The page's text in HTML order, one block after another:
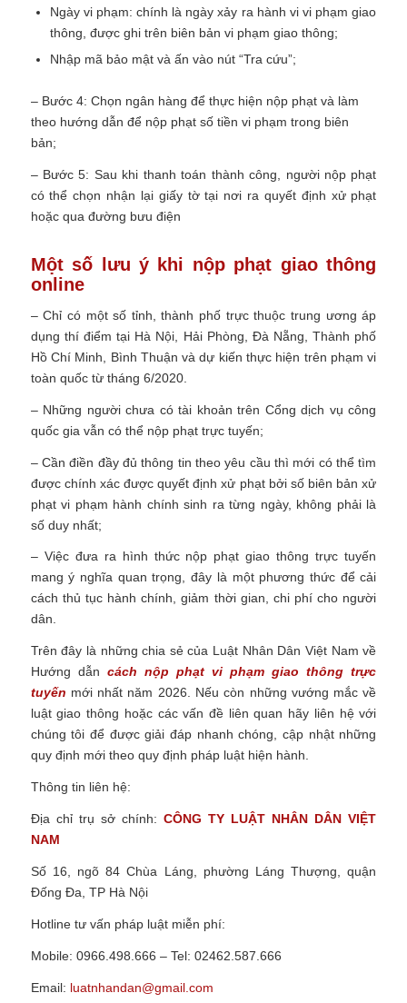
Ngày vi phạm: chính là ngày xảy ra hành vi vi phạm giao
thông, được ghi trên biên bản vi phạm giao thông;
Nhập mã bảo mật và ấn vào nút “Tra cứu”;
– Bước 4: Chọn ngân hàng để thực hiện nộp phạt và làm
theo hướng dẫn để nộp phạt số tiền vi phạm trong biên
bản;
– Bước 5: Sau khi thanh toán thành công, người nộp phạt
có thể chọn nhận lại giấy tờ tại nơi ra quyết định xử phạt
hoặc qua đường bưu điện
Một số lưu ý khi nộp phạt giao thông
online
– Chỉ có một số tỉnh, thành phố trực thuộc trung ương áp
dụng thí điểm tại Hà Nội, Hải Phòng, Đà Nẵng, Thành phố
Hồ Chí Minh, Bình Thuận và dự kiến thực hiện trên phạm vi
toàn quốc từ tháng 6/2020.
– Những người chưa có tài khoản trên Cổng dịch vụ công
quốc gia vẫn có thể nộp phạt trực tuyến;
– Cần điền đầy đủ thông tin theo yêu cầu thì mới có thể tìm
được chính xác được quyết định xử phạt bởi số biên bản xử
phạt vi phạm hành chính sinh ra từng ngày, không phải là
số duy nhất;
– Việc đưa ra hình thức nộp phạt giao thông trực tuyến
mang ý nghĩa quan trọng, đây là một phương thức để cải
cách thủ tục hành chính, giảm thời gian, chi phí cho người
dân.
Trên đây là những chia sẻ của Luật Nhân Dân Việt Nam về
Hướng dẫn cách nộp phạt vi phạm giao thông trực
tuyến mới nhất năm 2026. Nếu còn những vướng mắc về
luật giao thông hoặc các vấn đề liên quan hãy liên hệ với
chúng tôi để được giải đáp nhanh chóng, cập nhật những
quy định mới theo quy định pháp luật hiện hành.
Thông tin liên hệ:
Địa chỉ trụ sở chính: CÔNG TY LUẬT NHÂN DÂN VIỆT
NAM
Số 16, ngõ 84 Chùa Láng, phường Láng Thượng, quận
Đống Đa, TP Hà Nội
Hotline tư vấn pháp luật miễn phí:
Mobile: 0966.498.666 – Tel: 02462.587.666
Email: luatnhandan@gmail.com